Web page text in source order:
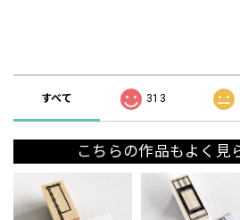
すべて 313
こちらの作品もよく見